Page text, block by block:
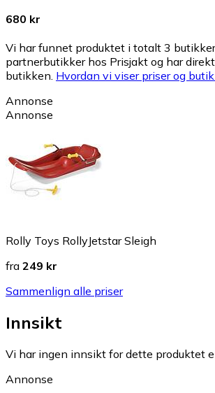
680 kr
Vi har funnet produktet i totalt 3
partnerbutikker hos Prisjakt og har
butikken. Hvordan vi viser priser og
Annonse
Annonse
Rolly Toys RollyJetstar Sleigh
fra 249 kr
Sammenlign alle priser
Innsikt
Vi har ingen innsikt for dette produktet
Annonse